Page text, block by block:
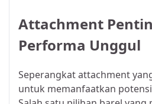
Attachment
Performa Unggul
Seperangkat attachment
untuk memanfaatkan